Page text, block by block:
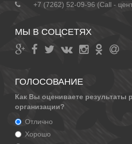
+7 (7262) 52-09-96 (Call -
МЫ В СОЦСЕТЯХ
ГОЛОСОВАНИЕ
Как Вы оцениваете результаты
организации?
Отлично
Хорошо